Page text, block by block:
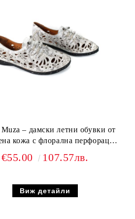
– дамски летни обувки от
кожа с флорална перфорация
€55.00 107.57лв.
Виж детайли